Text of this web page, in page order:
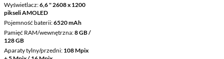
Wyświetlacz 6,6 " 2608 x 1200
pikseli AMOLED
Pojemność baterii 6520 mAh
Pamięć RAM/wewnętrzna 8 GB /
128 GB
Aparaty tylny/przedni 108 Mpix